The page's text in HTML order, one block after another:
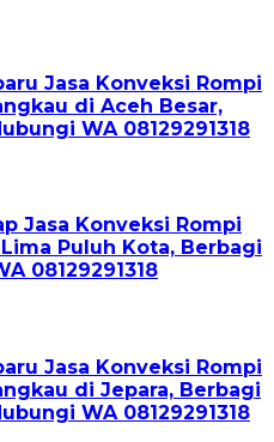
Jasa Konveksi Rompi
di Aceh Besar,
WA 08129291318
Jasa Konveksi Rompi
Puluh Kota, Berbagi
08129291318
Jasa Konveksi Rompi
di Jepara, Berbagi
WA 08129291318